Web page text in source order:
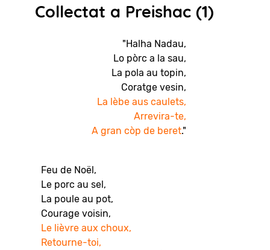
Collectat a Preishac (1)
"Halha Nadau,
Lo pòrc a la sau,
La pola au topin,
Coratge vesin,
La lèbe aus caulets,
Arrevira-te,
A gran còp de beret."
Feu de Noël,
Le porc au sel,
La poule au pot,
Courage voisin,
Le lièvre aux choux,
Retourne-toi,